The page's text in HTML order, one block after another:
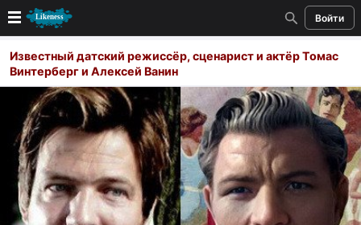
Войти
Новые
Лучшие
Голосование
Кандидаты
Известный датский режиссёр, сценарист и актёр Томас
Винтерберг и Алексей Ванин